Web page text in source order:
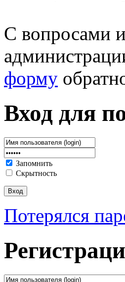
С вопросами
форму
Вход для
Запомнить
Скрытность
Потерялся